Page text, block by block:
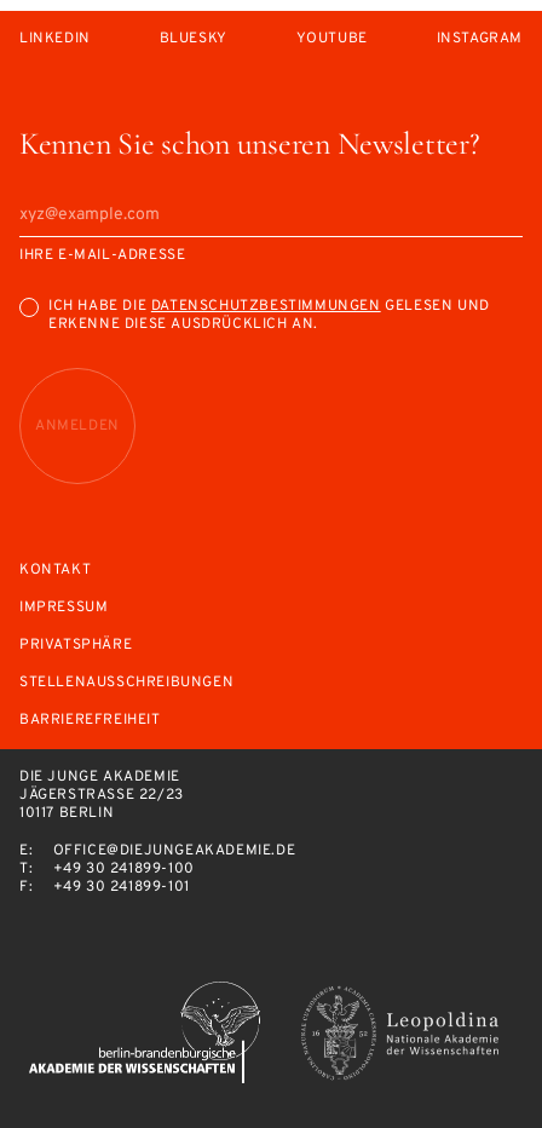
Kennen Sie schon unseren Newsletter?
IHRE E-MAIL-ADRESSE
ICH HABE DIEDATENSCHUTZBESTIMMUNGENGELESEN UND
ERKENNE DIESE AUSDRÜCKLICH AN.
ANMELDEN
LINKEDIN BLUESKY YOUTUBE INSTAGRAM
KONTAKT
IMPRESSUM
PRIVATSPHÄRE
STELLENAUSSCHREIBUNGEN
BARRIEREFREIHEIT
DIE JUNGE AKADEMIE
JÄGERSTRASSE 22/23
10117 BERLIN
E:
OFFICE@DIEJUNGEAKADEMIE.DE
T:
+49 30 241899-100
F:
+49 30 241899-101